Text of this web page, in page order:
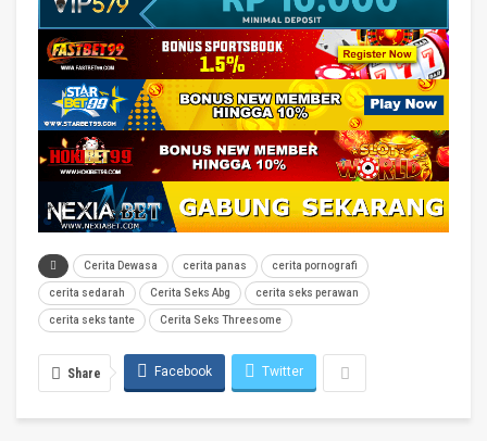
Cerita Dewasa cerita panas cerita pornografi
cerita sedarah Cerita Seks Abg cerita seks perawan
cerita seks tante Cerita Seks Threesome
Share Facebook Twitter